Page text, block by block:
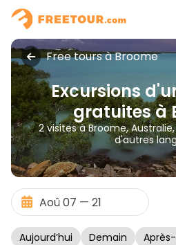
Free tours à Broome
Excursions
gratuites à
2 visites à Broome,
d'autres
Aujourd’hui Demain